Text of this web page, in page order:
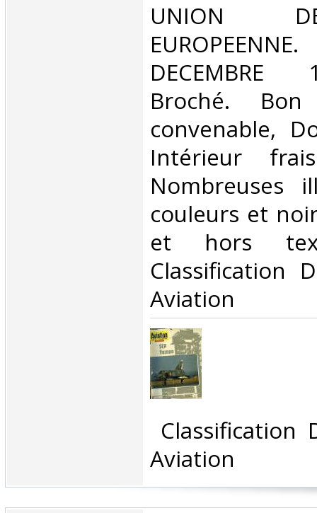
‎UNION
Broché.
convenable,
Intérieur
Nombreuses
couleurs et
et hors
Classification
Aviation‎
Classification
Aviation‎